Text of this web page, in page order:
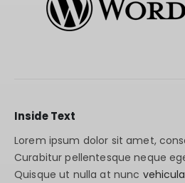
Inside Text
Lorem ipsum dolor sit amet,
Curabitur pellentesque neque
Quisque ut nulla at nunc vehicula